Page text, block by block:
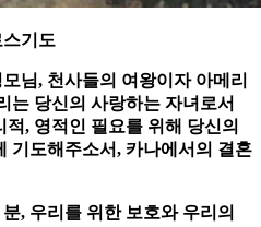
기도
님, 천사들의 여왕이자 아메리
는 당신의 사랑하는 자녀로서
, 영적인 필요를 위해 당신의
기도해주소서, 카나에서의 결혼
, 우리를 위한 보호와 우리의